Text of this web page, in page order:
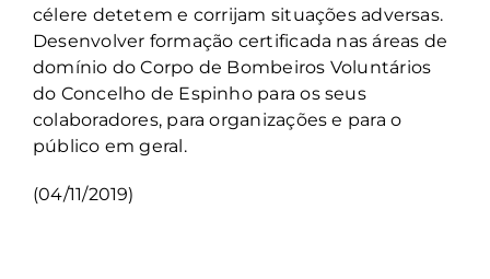
célere detetem e corrijam situações adversas.
Desenvolver formação certificada nas áreas de
domínio do Corpo de Bombeiros Voluntários
do Concelho de Espinho para os seus
colaboradores, para organizações e para o
público em geral.
(04/11/2019)